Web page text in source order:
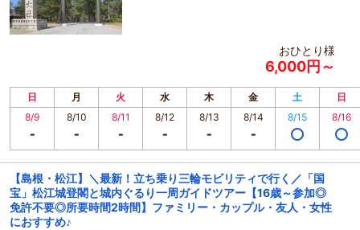
おひとり様
6,000円～
日 月 火 水 木 金 土
日
8/9
8/10 8/11 8/12 8/13 8/14 8/15 8/16
【島根・松江】＼最新！立ち乗り三輪モビリティで行く／「国
宝」松江城登閣と城内ぐるり一周ガイドツアー【16歳～参加◎
免許不要◎所要時間2時間】ファミリー・カップル・友人・女性
におすすめ♪